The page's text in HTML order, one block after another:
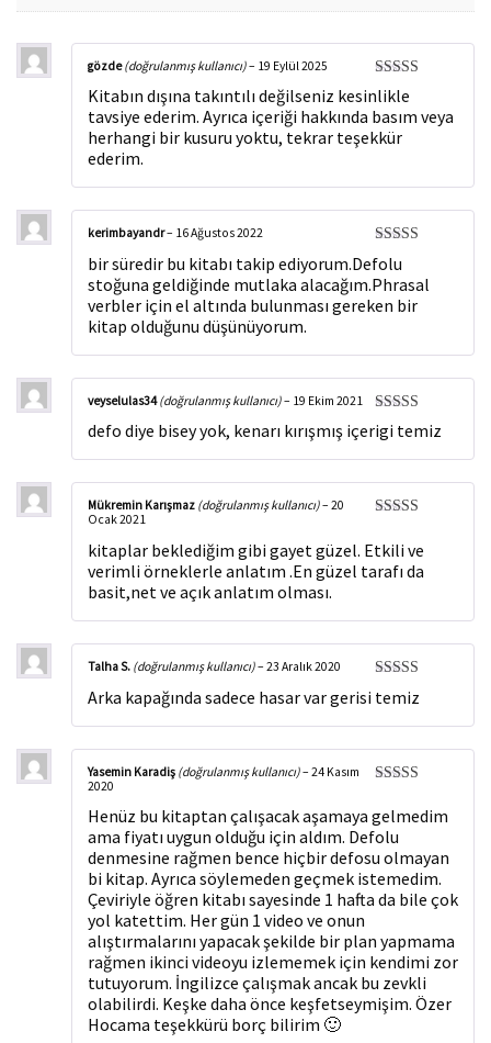
5
üzerinden
4oy aldı
gözde(doğrulanmış kullanıcı)– 19 Eylül 2025
Kitabın dışına takıntılı değilseniz kesinlikle
tavsiye ederim. Ayrıca içeriği hakkında basım veya
herhangi bir kusuru yoktu, tekrar teşekkür
ederim.
5 üzerinden
5oy aldı
kerimbayandr– 16 Ağustos 2022
bir süredir bu kitabı takip ediyorum.Defolu
stoğuna geldiğinde mutlaka alacağım.Phrasal
verbler için el altında bulunması gereken bir
kitap olduğunu düşünüyorum.
5 üzerinden
5oy aldı
veyselulas34(doğrulanmış kullanıcı)– 19 Ekim 2021
defo diye bisey yok, kenarı kırışmış içerigi temiz
5oy aldı
Mükremin Karışmaz (doğrulanmış kullanıcı)– 20
Ocak 2021
kitaplar beklediğim gibi gayet güzel. Etkili ve
verimli örneklerle anlatım .En güzel tarafı da
basit,net ve açık anlatım olması.
5
üzerinden
Talha S. (doğrulanmış kullanıcı)– 23 Aralık 2020
Arka kapağında sadece hasar var gerisi temiz
5 oy aldı
Yasemin Karadiş (doğrulanmış kullanıcı)– 24 Kasım
2020
Henüz bu kitaptan çalışacak aşamaya gelmedim
ama fiyatı uygun olduğu için aldım. Defolu
denmesine rağmen bence hiçbir defosu olmayan
bi kitap. Ayrıca söylemeden geçmek istemedim.
Çeviriyle öğren kitabı sayesinde 1 hafta da bile çok
yol katettim. Her gün 1 video ve onun
alıştırmalarını yapacak şekilde bir plan yapmama
rağmen ikinci videoyu izlememek için kendimi zor
tutuyorum. İngilizce çalışmak ancak bu zevkli
olabilirdi. Keşke daha önce keşfetseymişim. Özer
Hocama teşekkürü borç bilirim 🙂